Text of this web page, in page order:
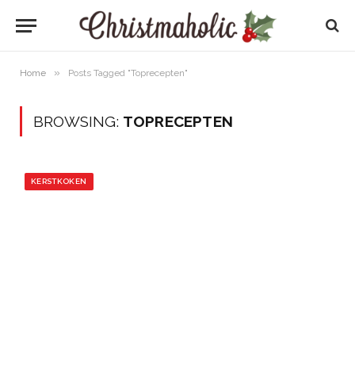
Home » Posts Tagged "Toprecepten"
BROWSING: TOPRECEPTEN
KERSTKOKEN